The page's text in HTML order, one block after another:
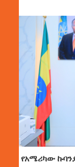
የአሜሪካው